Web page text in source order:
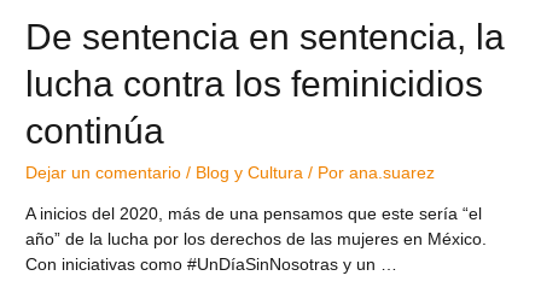
De sentencia en sentencia, la
lucha contra los feminicidios
continúa
Dejar un comentario / Blog y Cultura / Porana.suarez
A inicios del 2020, más de una pensamos que este sería “el
año” de la lucha por los derechos de las mujeres en México.
Con iniciativas como #UnDíaSinNosotras y un …